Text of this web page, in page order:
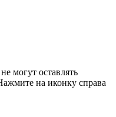
могут оставлять
на иконку справа